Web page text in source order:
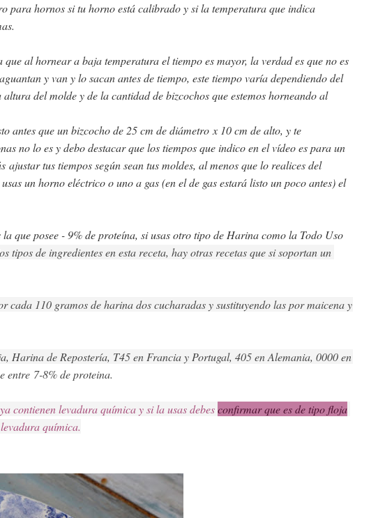
para hornos si tu horno está calibrado y si la temperatura que indica
al hornear a baja temperatura el tiempo es mayor, la verdad es que no es
y van y lo sacan antes de tiempo, este tiempo varía dependiendo del
del molde y de la cantidad de bizcochos que estemos horneando al
antes que un bizcocho de 25 cm de diámetro x 10 cm de alto, y te
no lo es y debo destacar que los tiempos que indico en el vídeo es para un
tus tiempos según sean tus moldes, al menos que lo realices del
un horno eléctrico o uno a gas (en el de gas estará listo un poco antes) el
que posee - 9% de proteína, si usas otro tipo de Harina como la Todo Uso
tipos de ingredientes en esta receta, hay otras recetas que si soportan un
cada 110 gramos de harina dos cucharadas y sustituyendo las por maicena y
Harina de Repostería, T45 en Francia y Portugal, 405 en Alemania, 0000﻿ en
entre 7-8% de proteina.
contienen levadura química y si la usas debes confirmar que es de tipo floja
química.